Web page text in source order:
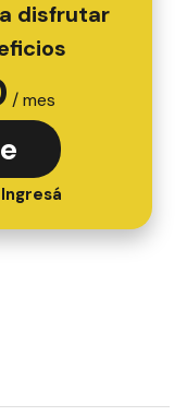
disfrutar
/ mes
Ingresá